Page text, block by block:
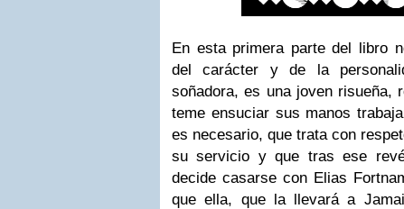
En esta primera parte del libro
del carácter y de la
soñadora, es una joven risueña,
teme ensuciar sus manos
es necesario, que trata con
su servicio y que tras ese
decide casarse con Elias
que ella, que la llevará a